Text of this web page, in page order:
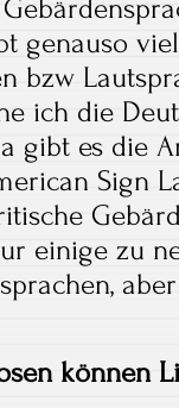
genauso
bzw
ich die
gibt es die
Sign
einige zu
können